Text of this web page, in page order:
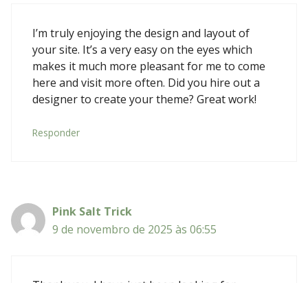
I’m truly enjoying the design and layout of
your site. It’s a very easy on the eyes which
makes it much more pleasant for me to come
here and visit more often. Did you hire out a
designer to create your theme? Great work!
Responder
Pink Salt Trick
9 de novembro de 2025 às 06:55